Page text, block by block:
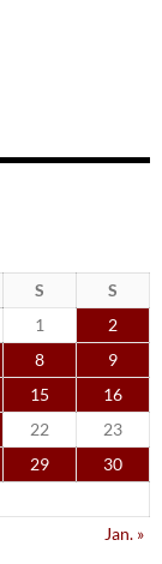
S
S
1
2
8
9
15
16
22
23
29
30
Jan. »